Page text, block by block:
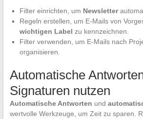
Filter einrichten, um Newsletter
Regeln erstellen, um E-Mails von
wichtigen Label zu kennzeichnen.
Filter verwenden, um E-Mails nach
organisieren.
Automatische
Signaturen nutzen
Automatische Antworten und
wertvolle Werkzeuge, um Zeit zu sparen.